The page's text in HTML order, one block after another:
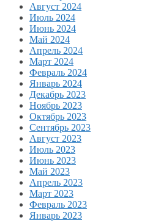
Август 2024
Июль 2024
Июнь 2024
Май 2024
Апрель 2024
Март 2024
Февраль 2024
Январь 2024
Декабрь 2023
Ноябрь 2023
Октябрь 2023
Сентябрь 2023
Август 2023
Июль 2023
Июнь 2023
Май 2023
Апрель 2023
Март 2023
Февраль 2023
Январь 2023